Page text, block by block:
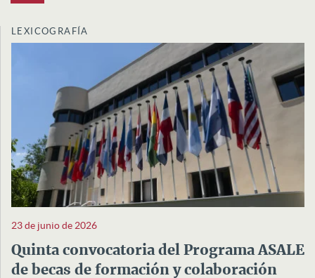
LEXICOGRAFÍA
23 de junio de 2026
Quinta convocatoria del Programa ASALE
de becas de formación y colaboración